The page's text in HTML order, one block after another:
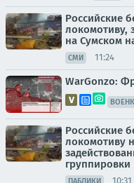
Российские
локомотиву,
на Сумском
СМИ 11:24
WarGonzo:
Российские
локомотиву
группировки
ПАБЛИКИ 10:31